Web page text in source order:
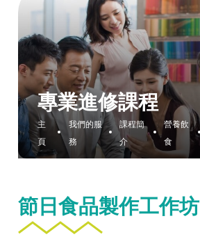
專業進修課程
主
頁
我們的服
務
課程簡
介
營養飲
食
節日食品製作工作坊